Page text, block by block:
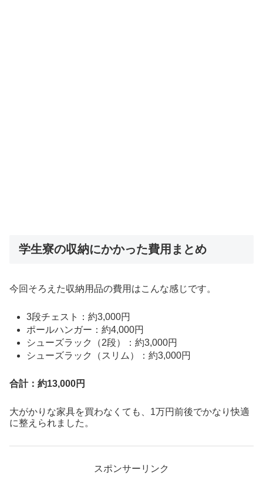
学生寮の収納にかかった費用まとめ
今回そろえた収納用品の費用はこんな感じです。
3段チェスト：約3,000円
ポールハンガー：約4,000円
シューズラック（2段）：約3,000円
シューズラック（スリム）：約3,000円
合計：約13,000円
大がかりな家具を買わなくても、1万円前後でかなり快適
に整えられました。
スポンサーリンク